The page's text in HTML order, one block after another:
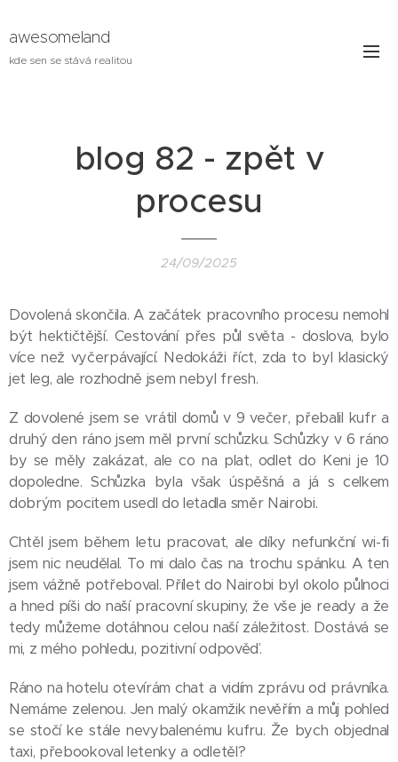
awesomeland
kde sen se stává realitou
blog 82 - zpět v
procesu
24/09/2025
Dovolená skončila. A začátek pracovního procesu nemohl
být hektičtější. Cestování přes půl světa - doslova, bylo
více než vyčerpávající. Nedokáži říct, zda to byl klasický
jet leg, ale rozhodně jsem nebyl fresh.
Z dovolené jsem se vrátil domů v 9 večer, přebalil kufr a
druhý den ráno jsem měl první schůzku. Schůzky v 6 ráno
by se měly zakázat, ale co na plat, odlet do Keni je 10
dopoledne. Schůzka byla však úspěšná a já s celkem
dobrým pocitem usedl do letadla směr Nairobi.
Chtěl jsem během letu pracovat, ale díky nefunkční wi-fi
jsem nic neudělal. To mi dalo čas na trochu spánku. A ten
jsem vážně potřeboval. Přílet do Nairobi byl okolo půlnoci
a hned píši do naší pracovní skupiny, že vše je ready a že
tedy můžeme dotáhnou celou naší záležitost. Dostává se
mi, z mého pohledu, pozitivní odpověď.
Ráno na hotelu otevírám chat a vidím zprávu od právníka.
Nemáme zelenou. Jen malý okamžik nevěřím a můj pohled
se stočí ke stále nevybalenému kufru. Že bych objednal
taxi, přebookoval letenky a odletěl?